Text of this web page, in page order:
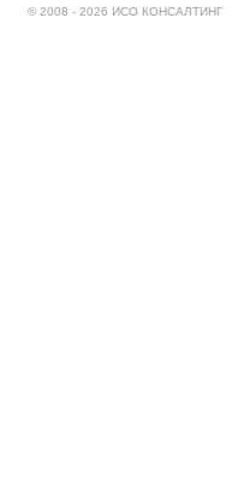
© 2008 - 2026 ИСО КОНСАЛТИНГ